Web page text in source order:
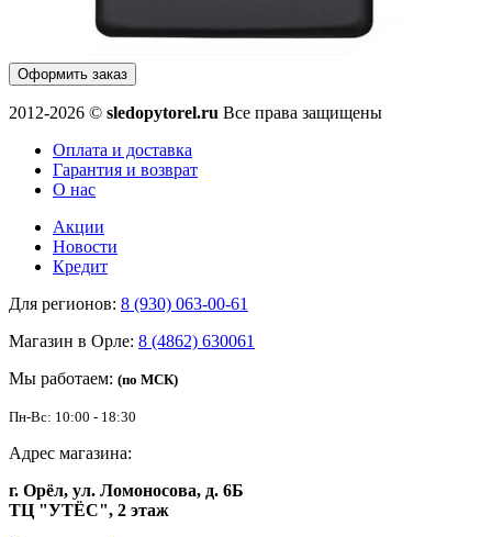
Оформить заказ
2012-2026 © sledopytorel.ru Все права защищены
Оплата и доставка
Гарантия и возврат
О нас
Акции
Новости
Кредит
Для регионов: 8 (930) 063-00-61
Магазин в Орле: 8 (4862) 630061
Мы работаем: (по МСК)
Пн-Вс: 10:00 - 18:30
Адрес магазина:
г. Орёл, ул. Ломоносова, д. 6Б
ТЦ "УТЁС", 2 этаж